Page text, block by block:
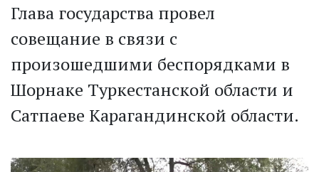
Глава государства провел
совещание в связи с
произошедшими беспорядками в
Шорнаке Туркестанской области и
Сатпаеве Карагандинской области.